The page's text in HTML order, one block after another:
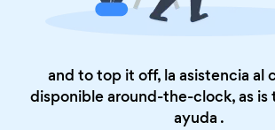
and to top it off, la asistencia al
disponible around-the-clock, as is
ayuda .